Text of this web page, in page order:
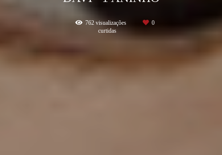
762visualizações
0
curtidas